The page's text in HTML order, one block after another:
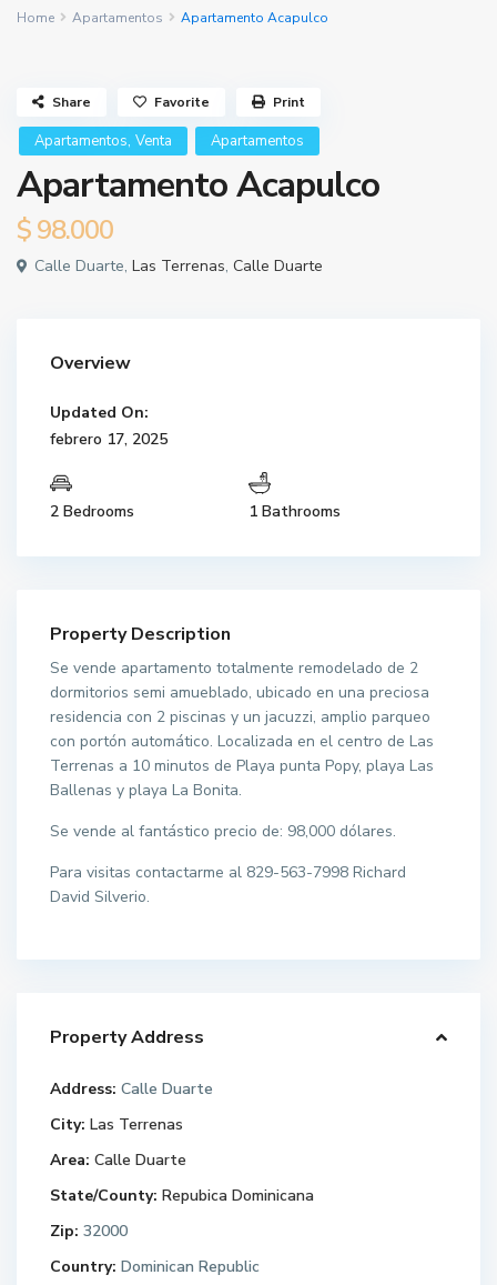
Home Apartamentos Apartamento Acapulco
Apartamentos, Venta Apartamentos
Apartamento Acapulco
$ 98.000
Calle Duarte, Las Terrenas, Calle Duarte
Share Favorite Print
Overview
Updated On:
febrero 17, 2025
2 Bedrooms 1 Bathrooms
Property Description
Se vende apartamento totalmente remodelado de 2
dormitorios semi amueblado, ubicado en una preciosa
residencia con 2 piscinas y un jacuzzi, amplio parqueo
con portón automático. Localizada en el centro de Las
Terrenas a 10 minutos de Playa punta Popy, playa Las
Ballenas y playa La Bonita.
Se vende al fantástico precio de: 98,000 dólares.
Para visitas contactarme al 829-563-7998 Richard
David Silverio.
Property Address
Address: Calle Duarte
City: Las Terrenas
Area: Calle Duarte
State/County: Repubica Dominicana
Zip: 32000
Country: Dominican Republic